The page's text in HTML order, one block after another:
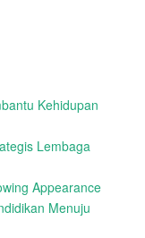
Kehidupan
Lembaga
Appearance
Menuju